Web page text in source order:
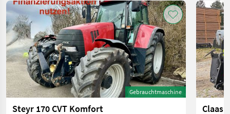
Gebrauchtmaschine
Steyr 170 CVT Komfort
Claas